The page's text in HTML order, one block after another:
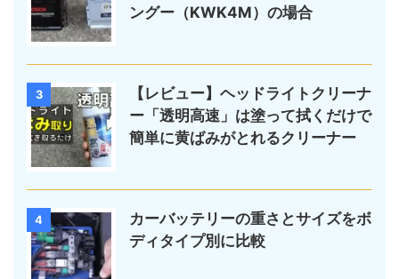
ングー（KWK4M）の場合
3
【レビュー】ヘッドライトクリーナ
ー「透明高速」は塗って拭くだけで
簡単に黄ばみがとれるクリーナー
4
カーバッテリーの重さとサイズをボ
ディタイプ別に比較